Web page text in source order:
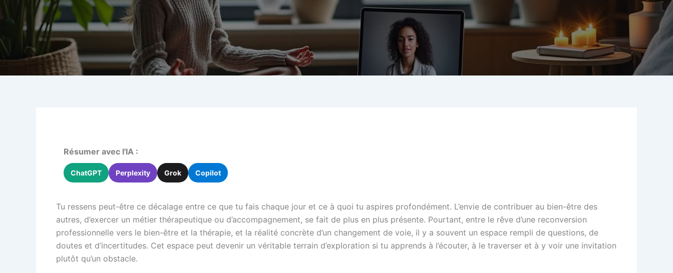
Résumer avec l'IA :
ChatGPT Perplexity Grok Copilot
Tu ressens peut-être ce décalage entre ce que tu fais chaque jour et ce à quoi tu aspires profondément. L’envie de contribuer au bien-être des
autres, d’exercer un métier thérapeutique ou d’accompagnement, se fait de plus en plus présente. Pourtant, entre le rêve d’une reconversion
professionnelle vers le bien-être et la thérapie, et la réalité concrète d’un changement de voie, il y a souvent un espace rempli de questions, de
doutes et d’incertitudes. Cet espace peut devenir un véritable terrain d’exploration si tu apprends à l’écouter, à le traverser et à y voir une invitation
plutôt qu’un obstacle.